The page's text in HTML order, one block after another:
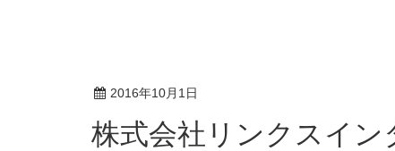
2016年10月1日
株式会社リンクスインターナショナル 2016年10月7日(金) 臨時休業のお知ら